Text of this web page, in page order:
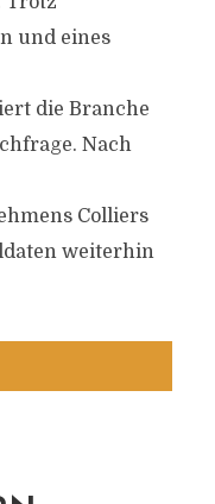
und eines
die Branche
Nach
Colliers
weiterhin